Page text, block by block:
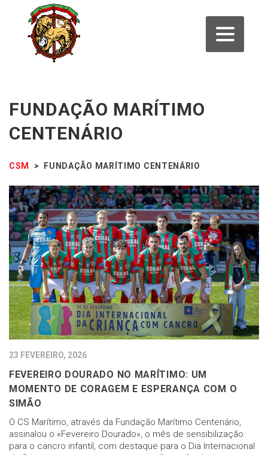
FUNDAÇÃO MARÍTIMO
CENTENÁRIO
CSM > FUNDAÇÃO MARÍTIMO CENTENÁRIO
23 FEVEREIRO, 2026
FEVEREIRO DOURADO NO MARÍTIMO: UM
MOMENTO DE CORAGEM E ESPERANÇA COM O
SIMÃO
O CS Marítimo, através da Fundação Marítimo Centenário,
assinalou o «Fevereiro Dourado», o mês de sensibilização
para o cancro infantil, com destaque para o Dia Internacional